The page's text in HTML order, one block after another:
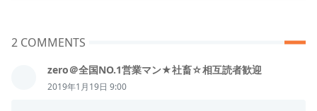
2 COMMENTS
zero＠全国NO.1営業マン★社畜☆相互読者歓迎
2019年1月19日 9:00